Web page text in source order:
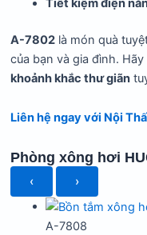
Tiết kiệm điện
A-7802 là món quà
của bạn và gia đình. Hãy
khoảnh khắc thư giãn
Liên hệ ngay với Nội
Phòng xông hơi
‹ ›
A-7808